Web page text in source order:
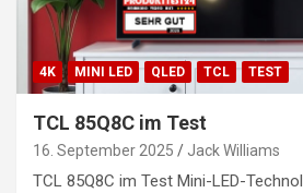
4K MINI LED QLED TCL TEST
TCL 85Q8C im Test
16. September 2025 Jack Williams
TCL 85Q8C im Test Mini-LED-